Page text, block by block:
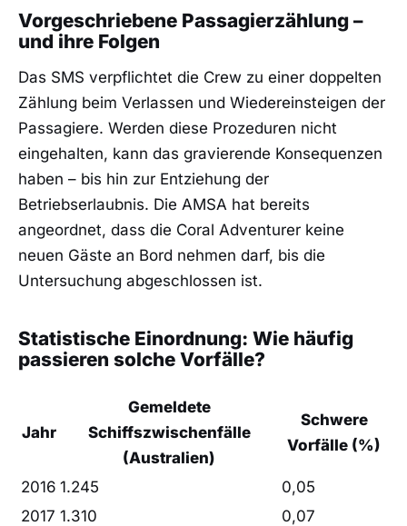
Vorgeschriebene Passagierzählung –
und ihre Folgen
Das SMS verpflichtet die Crew zu einer doppelten
Zählung beim Verlassen und Wiedereinsteigen der
Passagiere. Werden diese Prozeduren nicht
eingehalten, kann das gravierende Konsequenzen
haben – bis hin zur Entziehung der
Betriebserlaubnis. Die AMSA hat bereits
angeordnet, dass die Coral Adventurer keine
neuen Gäste an Bord nehmen darf, bis die
Untersuchung abgeschlossen ist.
Statistische Einordnung: Wie häufig
passieren solche Vorfälle?
Jahr
Gemeldete
Schiffszwischenfälle
(Australien)
Schwere
Vorfälle (%)
2016 1.245
0,05
2017 1.310
0,07